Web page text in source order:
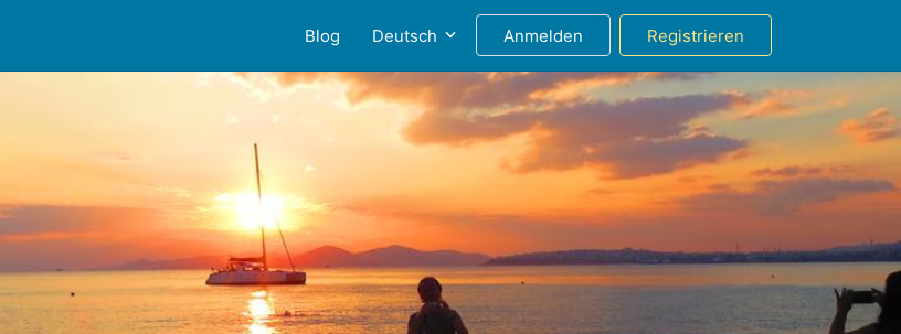
Blog Deutsch Anmelden Registrieren